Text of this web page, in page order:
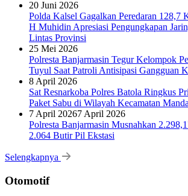
20 Juni 2026
Polda Kalsel Gagalkan Peredaran 128,7
H Muhidin Apresiasi Pengungkapan
Lintas Provinsi
25 Mei 2026
Polresta Banjarmasin Tegur Kelompok
Tuyul Saat Patroli Antisipasi Gangguan
8 April 2026
Sat Resnarkoba Polres Batola Ringkus
Paket Sabu di Wilayah Kecamatan
7 April 20267 April 2026
Polresta Banjarmasin Musnahkan
2.064 Butir Pil Ekstasi
Selengkapnya
Otomotif